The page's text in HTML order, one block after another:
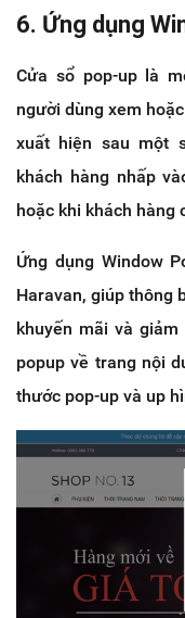
6. Ứng dụng
Cửa sổ pop-up là
người dùng xem
xuất hiện sau một
khách hàng nhấp
hoặc khi khách hàng
Ứng dụng Window
Haravan, giúp thông
khuyến mãi và
popup về trang nội
thước pop-up và up